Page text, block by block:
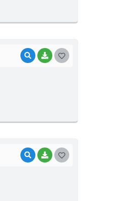
VISUALIZAR
BAIXAR
VISUALIZAR
BAIXAR